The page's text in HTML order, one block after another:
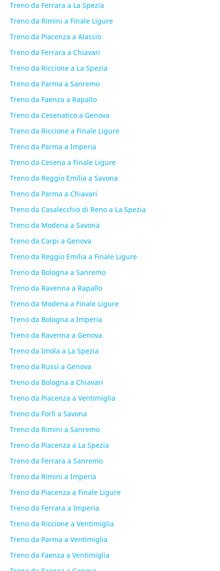
Treno da Ferrara a La Spezia
Treno da Rimini a Finale Ligure
Treno da Piacenza a Alassio
Treno da Ferrara a Chiavari
Treno da Riccione a La Spezia
Treno da Parma a Sanremo
Treno da Faenza a Rapallo
Treno da Cesenatico a Genova
Treno da Riccione a Finale Ligure
Treno da Parma a Imperia
Treno da Cesena a Finale Ligure
Treno da Reggio Emilia a Savona
Treno da Parma a Chiavari
Treno da Casalecchio di Reno a La Spezia
Treno da Modena a Savona
Treno da Carpi a Genova
Treno da Reggio Emilia a Finale Ligure
Treno da Bologna a Sanremo
Treno da Ravenna a Rapallo
Treno da Modena a Finale Ligure
Treno da Bologna a Imperia
Treno da Ravenna a Genova
Treno da Imola a La Spezia
Treno da Russi a Genova
Treno da Bologna a Chiavari
Treno da Piacenza a Ventimiglia
Treno da Forlì a Savona
Treno da Rimini a Sanremo
Treno da Piacenza a La Spezia
Treno da Ferrara a Sanremo
Treno da Rimini a Imperia
Treno da Piacenza a Finale Ligure
Treno da Ferrara a Imperia
Treno da Riccione a Ventimiglia
Treno da Parma a Ventimiglia
Treno da Faenza a Ventimiglia